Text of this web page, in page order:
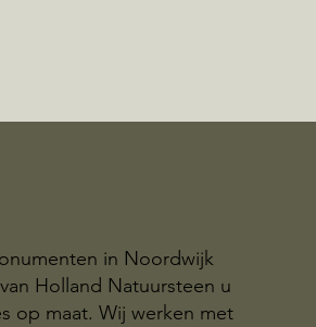
in Noordwijk
Holland Natuursteen u
op maat. Wij werken met